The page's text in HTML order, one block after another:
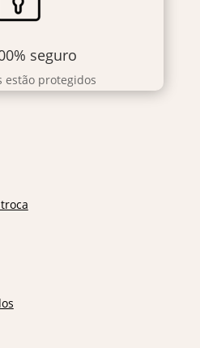
seguro
estão protegidos